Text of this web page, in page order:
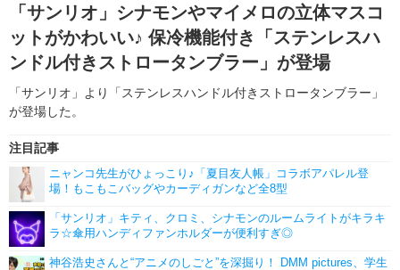
ゲーム グッズ
イベント 海外
海外イベント ビジネス
俳優・タレント アーティスト
ビジネス
アニメ 実写
書評 イベント
ゲーム 座談会
動画
アニメ 映画/ドラマ
アニメ！アニメ！TV ABEMA Cafe
連載・コラム
「サンリオ」シナモンやマイメロの立体マスコ
ットがかわいい♪ 保冷機能付き「ステンレスハ
ンドル付きストロータンブラー」が登場
「サンリオ」より「ステンレスハンドル付きストロータンブラー」
が登場した。
注目記事
ニャンコ先生がひょっこり♪「夏目友人帳」コラボアパレル登
場！もこもこバッグやカーディガンなど全8型
「サンリオ」キティ、クロミ、シナモンのルームライトがキラキ
ラ☆傘用ハンディファンホルダーが便利すぎ◎
神谷浩史さんと“アニメのしごと”を深掘り！ DMM pictures、学生